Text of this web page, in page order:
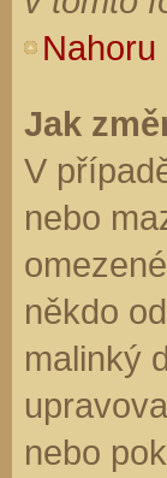
Nahoru
Jak
V
nebo
někdo
malinký
nebo